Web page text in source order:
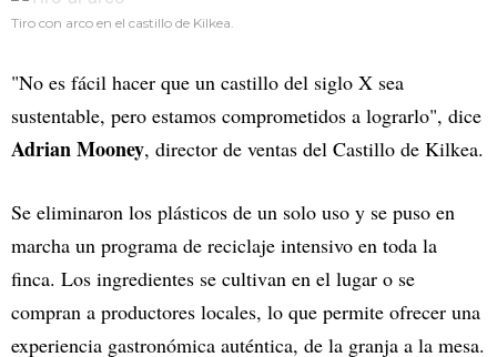
Tiro con arco en el castillo de Kilkea.
"No es fácil hacer que un castillo del siglo X sea
sustentable, pero estamos comprometidos a lograrlo", dice
Adrian Mooney, director de ventas del Castillo de Kilkea.
Se eliminaron los plásticos de un solo uso y se puso en
marcha un programa de reciclaje intensivo en toda la
finca. Los ingredientes se cultivan en el lugar o se
compran a productores locales, lo que permite ofrecer una
experiencia gastronómica auténtica, de la granja a la mesa.